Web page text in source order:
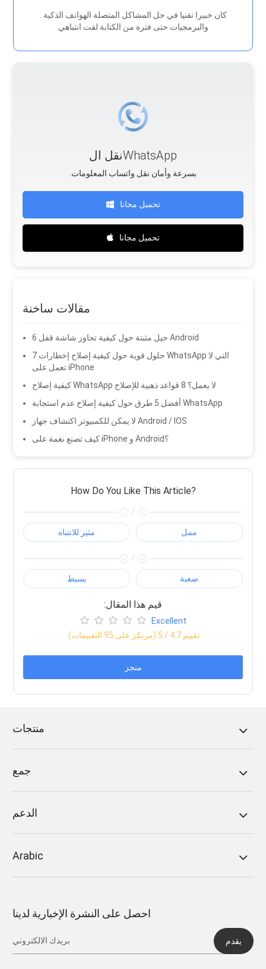
. كان خبيرا تقنيا في حل المشاكل المتصلة الهواتف الذكية
والبرمجيات حتى فترة من الكتابة لفت انتباهي
نقل الWhatsApp
.بسرعة وأمان نقل واتساب المعلومات
تحميل مجانا
تحميل مجانا
مقالات ساخنة
6 حيل مثبتة حول كيفية تجاوز شاشة قفل Android
7 حلول قوية حول كيفية إصلاح إخطارات WhatsApp التي لا
تعمل على iPhone
كيفية إصلاح WhatsApp لا يعمل؟ 8 قواعد ذهبية للإصلاح
أفضل 5 طرق حول كيفية إصلاح عدم استجابة WhatsApp
لا يمكن للكمبيوتر اكتشاف جهاز Android / IOS
كيف تصنع نغمة على iPhone و Android؟
How Do You Like This Article?
/
مثير للانتباه ممل
/
بسيط صعبة
:قيم هذا المقال
Excellent
:تقييم 4.7 / 5 (مرتكز على 95 التقييمات)
منجز
منتجات
جمع
الدعم
Arabic
احصل على النشرة الإخبارية لدينا
يقدم